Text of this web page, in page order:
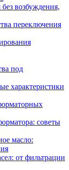
возбуждения,
переключения
под
характеристики
советы
масло:
от фильтрации